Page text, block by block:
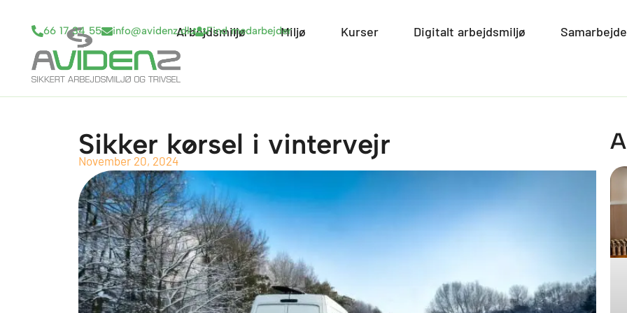
indholdet
66 17 34 55 info@avidenz.dk Find medarbejder
Arbejdsmiljø Open Arbejdsmiljø
Miljø Open Miljø
Kurser Open Kurser
Digitalt arbejdsmiljø Open Digitalt
Sikker kørsel i vintervejr
November 20, 2024